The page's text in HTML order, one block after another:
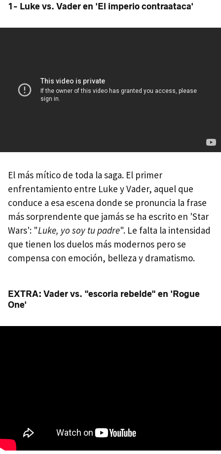
1- Luke vs. Vader en 'El imperio contraataca'
El más mítico de toda la saga. El primer
enfrentamiento entre Luke y Vader, aquel que
conduce a esa escena donde se pronuncia la frase
más sorprendente que jamás se ha escrito en 'Star
Wars': "Luke, yo soy tu padre". Le falta la intensidad
que tienen los duelos más modernos pero se
compensa con emoción, belleza y dramatismo.
EXTRA: Vader vs. "escoria rebelde" en 'Rogue
One'